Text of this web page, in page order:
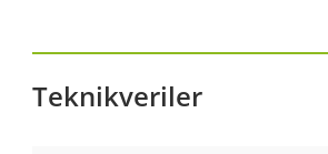
Teknikveriler